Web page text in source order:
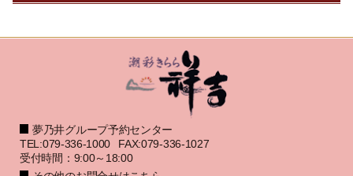
夢乃井グループ予約センター
TEL:079-336-1000
FAX:079-336-1027
受付時間：9:00～18:00